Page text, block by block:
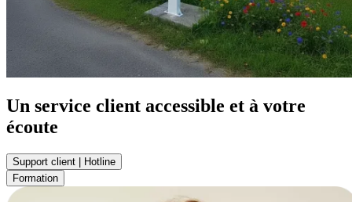
Un service client accessible et à votre
écoute
Support client | Hotline
Formation